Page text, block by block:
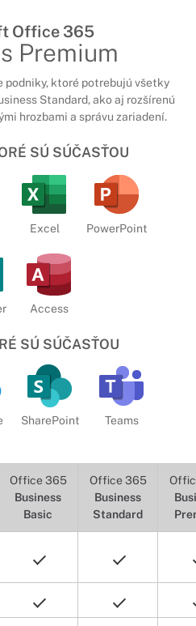
Office 365
Premium
podniky, ktoré potrebujú všetky
Standard, ako aj rozšírenú
hrozbami a správu zariadení.
SÚ SÚČASŤOU
Excel PowerPoint
Access
SÚ SÚČASŤOU
SharePoint Teams
Office 365
Business
Basic
Office 365
Business
Standard